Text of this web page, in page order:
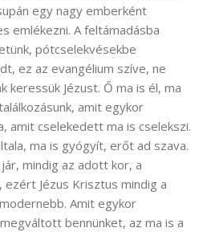
egy nagy emberként
emlékezni. A feltámadásba
pótcselekvésekbe
ez az evangélium szíve, ne
keressük Jézust. Ő ma is él, ma
amit egykor
amit cselekedett ma is cselekszi.
ma is gyógyít, erőt ad szava.
mindig az adott kor, a
Jézus Krisztus mindig a
Amit egykor
bennünket, az ma is a